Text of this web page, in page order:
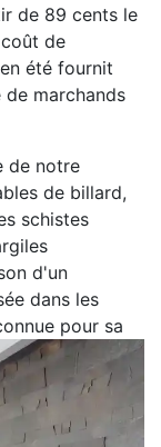
de 89 cents le
de
été fournit
marchands
de notre
de billard,
schistes
d'un
dans les
pour sa